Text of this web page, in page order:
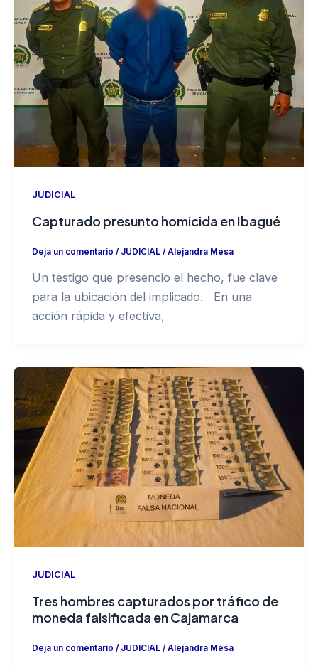
JUDICIAL
Capturado presunto homicida en Ibagué
Deja un comentario / JUDICIAL/ Alejandra Mesa
Un testigo que presencio el hecho, fue clave
para la ubicación del implicado. En una
acción rápida y efectiva,
JUDICIAL
Tres hombres capturados por tráfico de
moneda falsificada en Cajamarca
Deja un comentario / JUDICIAL/ Alejandra Mesa